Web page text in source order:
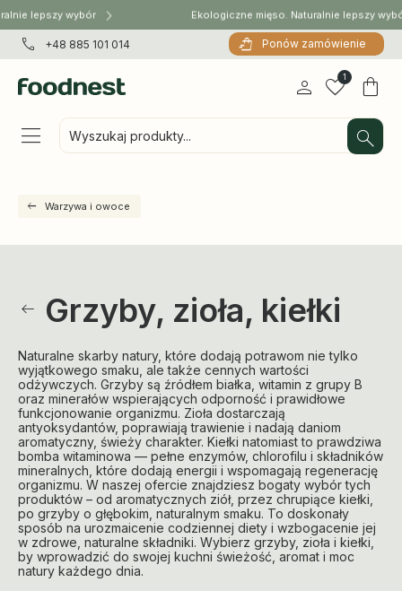
lepszy wybór Ekologiczne mięso. Naturalnie lepszy
+48 885 101 014 Ponów zamówienie
Wyszukaj produkty...
1
Warzywa i owoce
Grzyby, zioła, kiełki
Naturalne skarby natury, które dodają potrawom nie tylko
wyjątkowego smaku, ale także cennych wartości
odżywczych. Grzyby są źródłem białka, witamin z grupy B
oraz minerałów wspierających odporność i prawidłowe
funkcjonowanie organizmu. Zioła dostarczają
antyoksydantów, poprawiają trawienie i nadają daniom
aromatyczny, świeży charakter. Kiełki natomiast to prawdziwa
bomba witaminowa — pełne enzymów, chlorofilu i składników
mineralnych, które dodają energii i wspomagają regenerację
organizmu. W naszej ofercie znajdziesz bogaty wybór tych
produktów – od aromatycznych ziół, przez chrupiące kiełki,
po grzyby o głębokim, naturalnym smaku. To doskonały
sposób na urozmaicenie codziennej diety i wzbogacenie jej
w zdrowe, naturalne składniki. Wybierz grzyby, zioła i kiełki,
by wprowadzić do swojej kuchni świeżość, aromat i moc
natury każdego dnia.